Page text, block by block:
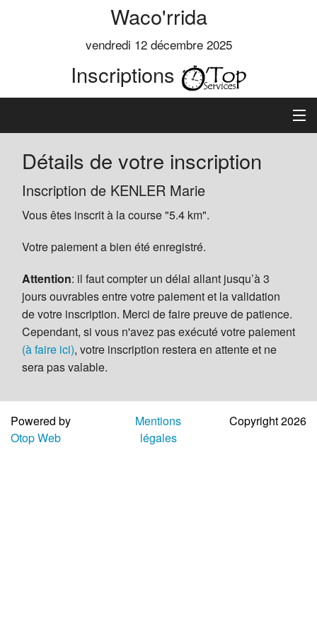
Waco'rrida
vendredi 12 décembre 2025
Inscriptions
Accueil
Informations
Règlement
Inscription
Classements
Aide
Détails de votre inscription
Inscription de KENLER Marie
Vous êtes inscrit à la course "5.4 km".
Votre paiement a bien été enregistré.
Attention: il faut compter un délai allant jusqu’à 3
jours ouvrables entre votre paiement et la validation
de votre inscription. Merci de faire preuve de patience.
Cependant, si vous n'avez pas exécuté votre paiement
(à faire ici), votre inscription restera en attente et ne
sera pas valable.
Powered by
Otop Web
Mentions
légales
Copyright 2026